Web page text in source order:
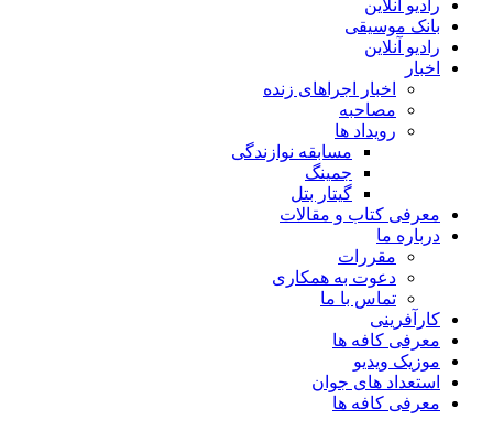
رادیو آنلاین
بانک موسیقی
رادیو آنلاین
اخبار
اخبار اجراهای زنده
مصاحبه
رویداد ها
مسابقه نوازندگی
جمینگ
گیتار بتل
معرفی کتاب و مقالات
درباره ما
مقررات
دعوت به همکاری
تماس با ما
کارآفرینی
معرفی کافه ها
موزیک ویدیو
استعداد های جوان
معرفی کافه ها